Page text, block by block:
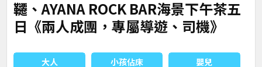
韆、AYANA ROCK BAR海景下午茶五
日《兩人成團，專屬導遊、司機》
大人 小孩佔床 嬰兒